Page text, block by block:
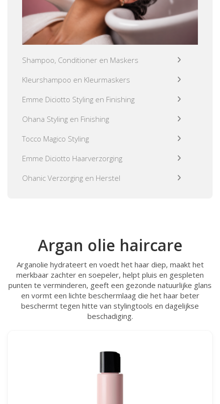
Shampoo, Conditioner en Maskers
Kleurshampoo en Kleurmaskers
Emme Diciotto Styling en Finishing
Ohana Styling en Finishing
Tocco Magico Styling
Emme Diciotto Haarverzorging
Ohanic Verzorging en Herstel
Argan olie haircare
Arganolie hydrateert en voedt het haar diep, maakt het
merkbaar zachter en soepeler, helpt pluis en gespleten
punten te verminderen, geeft een gezonde natuurlijke glans
en vormt een lichte beschermlaag die het haar beter
beschermt tegen hitte van stylingtools en dagelijkse
beschadiging.